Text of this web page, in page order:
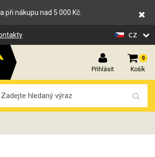
při nákupu nad 5 000 Kč.
cz
Přihlásit
0
Košík